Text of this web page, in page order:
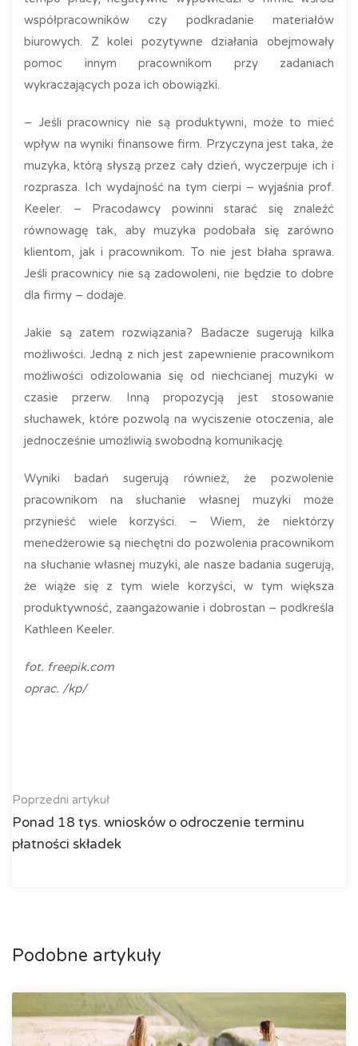
współpracowników czy podkradanie materiałów
biurowych. Z kolei pozytywne działania obejmowały
pomoc innym pracownikom przy zadaniach
wykraczających poza ich obowiązki.
– Jeśli pracownicy nie są produktywni, może to mieć
wpływ na wyniki finansowe firm. Przyczyna jest taka, że
muzyka, którą słyszą przez cały dzień, wyczerpuje ich i
rozprasza. Ich wydajność na tym cierpi – wyjaśnia prof.
Keeler. – Pracodawcy powinni starać się znaleźć
równowagę tak, aby muzyka podobała się zarówno
klientom, jak i pracownikom. To nie jest błaha sprawa.
Jeśli pracownicy nie są zadowoleni, nie będzie to dobre
dla firmy – dodaje.
Jakie są zatem rozwiązania? Badacze sugerują kilka
możliwości. Jedną z nich jest zapewnienie pracownikom
możliwości odizolowania się od niechcianej muzyki w
czasie przerw. Inną propozycją jest stosowanie
słuchawek, które pozwolą na wyciszenie otoczenia, ale
jednocześnie umożliwią swobodną komunikację.
Wyniki badań sugerują również, że pozwolenie
pracownikom na słuchanie własnej muzyki może
przynieść wiele korzyści. – Wiem, że niektórzy
menedżerowie są niechętni do pozwolenia pracownikom
na słuchanie własnej muzyki, ale nasze badania sugerują,
że wiąże się z tym wiele korzyści, w tym większa
produktywność, zaangażowanie i dobrostan – podkreśla
Kathleen Keeler.
fot. freepik.com
oprac. /kp/
Poprzedni artykuł
Ponad 18 tys. wniosków o odroczenie terminu
płatności składek
Podobne artykuły